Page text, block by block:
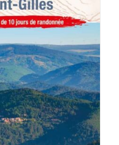
/ DÉTAILS